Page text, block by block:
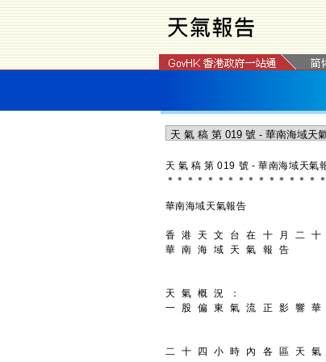
天 氣 稿 第 019 號 - 華南海域天氣
＊ ＊ ＊ ＊ ＊ ＊ ＊ ＊ ＊ ＊ ＊ ＊ ＊ ＊ ＊ ＊
華南海域天氣報告
香 港 天 文 台 在 十 月 二
華 南 海 域 天 氣 報 告
天 氣 概 況 ：
一 股 偏 東 氣 流 正 影 響 華
二 十 四 小 時 內 各 區 天 氣